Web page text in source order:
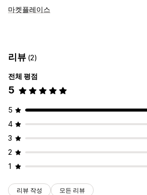
판매할 수 있는 제품
조달(소싱) 위치
마켓플레이스
주문 관리
다중-위치 주문 처리
추적 동기화 재고 동기화
리뷰 (2)
전체 평점
5
5
4
3
2
1
리뷰 작성 모든 리뷰